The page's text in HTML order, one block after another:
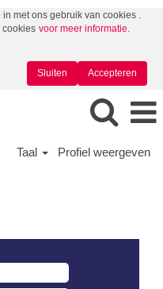
met ons gebruik van cookies .
cookies voor meer informatie.
Accepteren
Sluiten
Taal Profiel weergeven